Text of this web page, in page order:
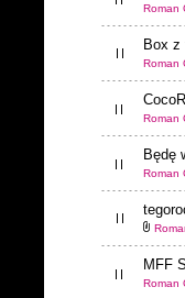
Roman
Box z
Roman
Roman
Będę
Roman
MFF
Roman